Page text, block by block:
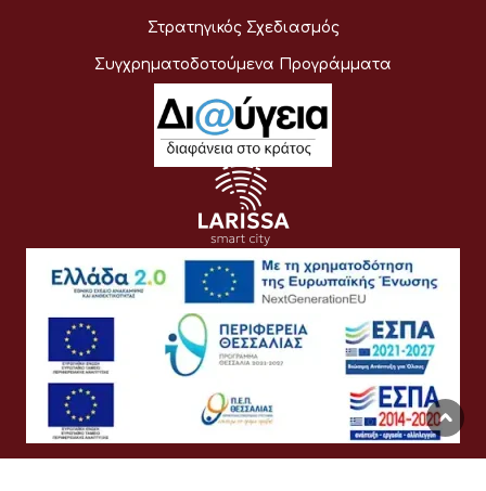
Στρατηγικός Σχεδιασμός
Συγχρηματοδοτούμενα Προγράμματα